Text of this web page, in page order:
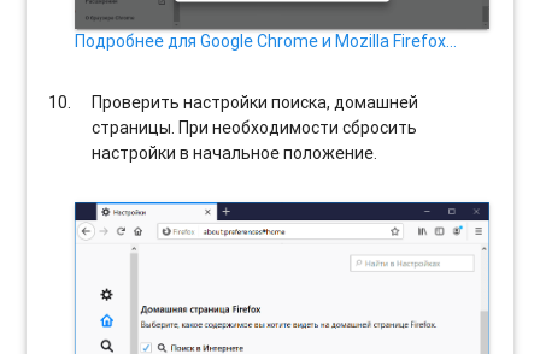
Подробнее для Google Chrome и Mozilla Firefox…
Проверить настройки поиска, домашней
страницы. При необходимости сбросить
настройки в начальное положение.